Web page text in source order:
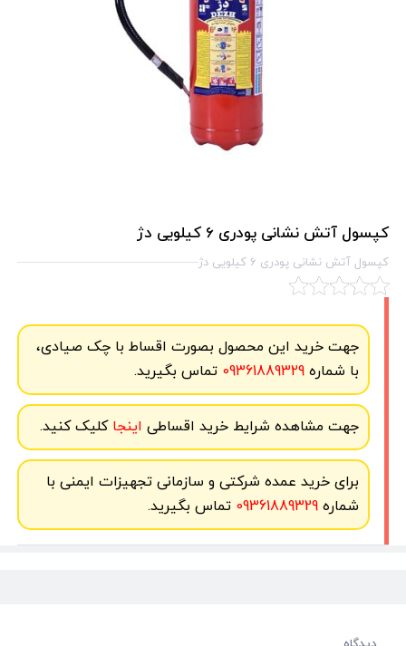
کپسول آتش نشانی پودری 6 کیلویی دژ
کپسول آتش نشانی پودری 6 کیلویی دژ
جهت خرید این محصول بصورت اقساط با چک صیادی،
با شماره09361889329 تماس بگیرید.
جهت مشاهده شرایط خرید اقساطی اینجاکلیک کنید.
برای خرید عمده شرکتی و سازمانی تجهیزات ایمنی با
شماره09361889329 تماس بگیرید.